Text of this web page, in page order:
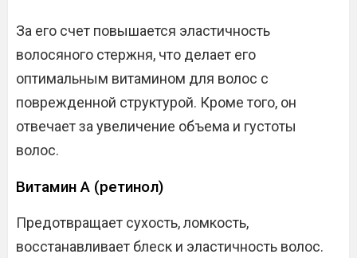
За его счет повышается эластичность
волосяного стержня, что делает его
оптимальным витамином для волос с
поврежденной структурой. Кроме того, он
отвечает за увеличение объема и густоты
волос.
Витамин А (ретинол)
Предотвращает сухость, ломкость,
восстанавливает блеск и эластичность волос.